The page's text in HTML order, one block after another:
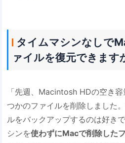
タイムマシンなしで
ァイルを復元できます
「先週、Macintosh HDの空き
つかのファイルを削除しました
ルをバックアップするのは好き
シンを使わずにMacで削除した